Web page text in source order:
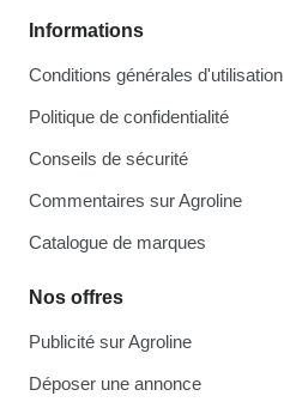
Informations
Conditions générales d'utilisation
Politique de confidentialité
Conseils de sécurité
Commentaires sur Agroline
Catalogue de marques
Nos offres
Publicité sur Agroline
Déposer une annonce